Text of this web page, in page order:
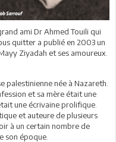
ami Dr Ahmed Touili qui
quitter a publié en 2003 un
Ziyadah et ses amoureux.
et sa mère était une
une écrivaine prolifique.
et auteure de plusieurs
à un certain nombre de
son époque.